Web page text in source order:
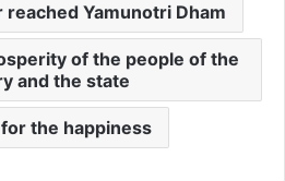
Yamunotri Dham
of the people of the
and the state
the happiness